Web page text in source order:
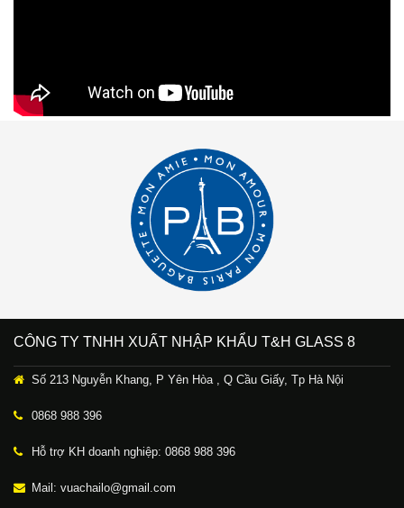
CÔNG TY TNHH XUẤT NHẬP KHẨU T&H GLASS 8
Số 213 Nguyễn Khang, P Yên Hòa , Q Cầu Giấy, Tp Hà Nội
0868 988 396
Hỗ trợ KH doanh nghiệp: 0868 988 396
Mail: vuachailo@gmail.com